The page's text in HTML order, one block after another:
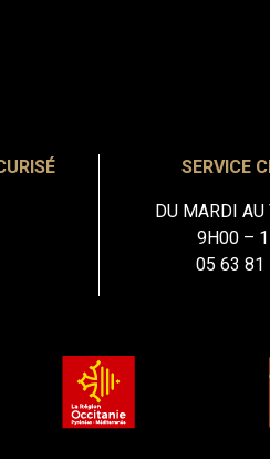
SERVICE
DU MARDI AU
9H00 –
05 63 81